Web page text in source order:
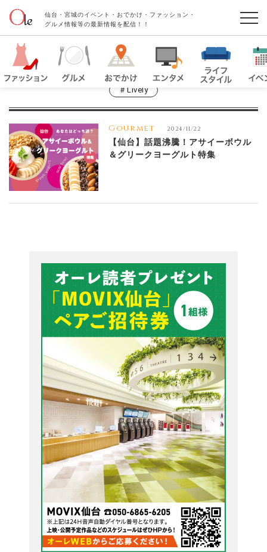
仙台・宮城のイベント・おでかけ・ファッション・
グルメ情報等の最新情報を配信！！
＃lively
Gourmet 2024/11/22
【仙台】話題沸騰！アサイーボウル
＆グリークヨーグルト特集